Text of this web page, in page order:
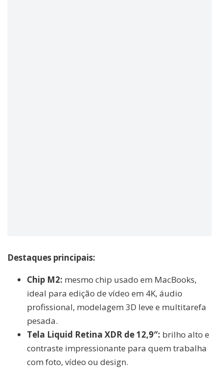
Destaques principais:
Chip M2: mesmo chip usado em MacBooks,
ideal para edição de vídeo em 4K, áudio
profissional, modelagem 3D leve e multitarefa
pesada.
Tela Liquid Retina XDR de 12,9″: brilho alto e
contraste impressionante para quem trabalha
com foto, vídeo ou design.